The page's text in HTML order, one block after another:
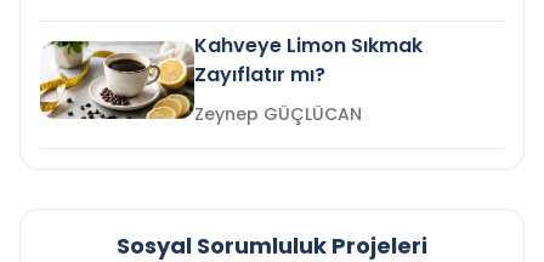
Kahveye Limon Sıkmak
Zayıflatır mı?
Zeynep GÜÇLÜCAN
Sosyal Sorumluluk Projeleri